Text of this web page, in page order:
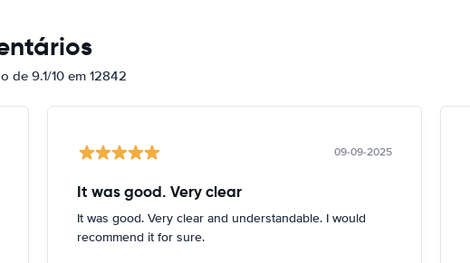
de 9.1/10 em 12842
09-09-2025
It was good. Very clear
It was good. Very clear and understandable. I would
recommend it for sure.